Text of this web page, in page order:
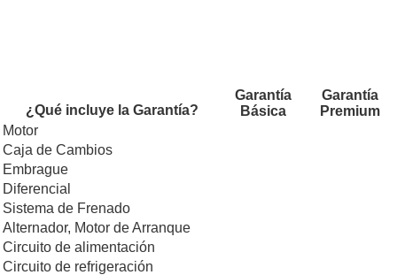
¿Qué incluye la Garantía?
Garantía
Básica
Garantía
Premium
Motor
Caja de Cambios
Embrague
Diferencial
Sistema de Frenado
Alternador, Motor de Arranque
Circuito de alimentación
Circuito de refrigeración